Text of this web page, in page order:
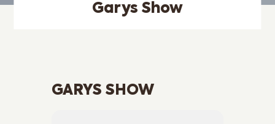
Garys Show
GARYS SHOW